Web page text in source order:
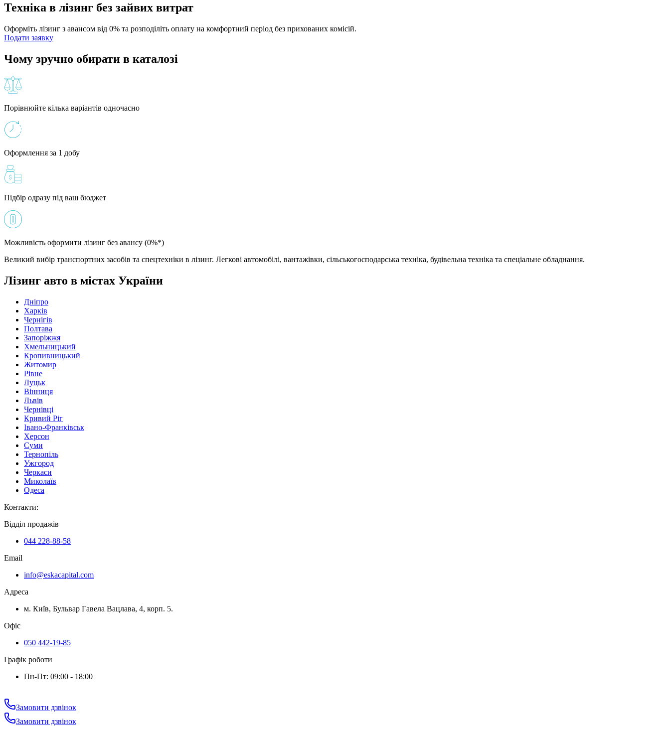
Техніка в лізинг без зайвих витрат
Оформіть лізинг з авансом від 0% та розподіліть оплату на комфортний період без прихованих комісій.
Подати заявку
Чому зручно обирати в каталозі
Порівнюйте кілька варіантів одночасно
Оформлення за 1 добу
Підбір одразу під ваш бюджет
Можливість оформити лізинг без авансу (0%*)
Великий вибір транспортних засобів та спецтехніки в лізинг. Легкові автомобілі, вантажівки, сільськогосподарська техніка, будівельна техніка та спеціальне обладнання.
Лізинг авто в містах України
Дніпро
Харків
Чернігів
Полтава
Запоріжжя
Хмельницький
Кропивницький
Житомир
Рівне
Луцьк
Вінниця
Львів
Чернівці
Кривий Ріг
Івано-Франківськ
Херсон
Суми
Тернопіль
Ужгород
Черкаси
Миколаїв
Одеса
Контакти:
Відділ продажів
044 228-88-58
Email
info@eskacapital.com
Адреса
м. Київ, Бульвар Гавела Вацлава, 4, корп. 5.
Офіс
050 442-19-85
Графік роботи
Пн-Пт: 09:00 - 18:00
Замовити дзвінок
Замовити дзвінок